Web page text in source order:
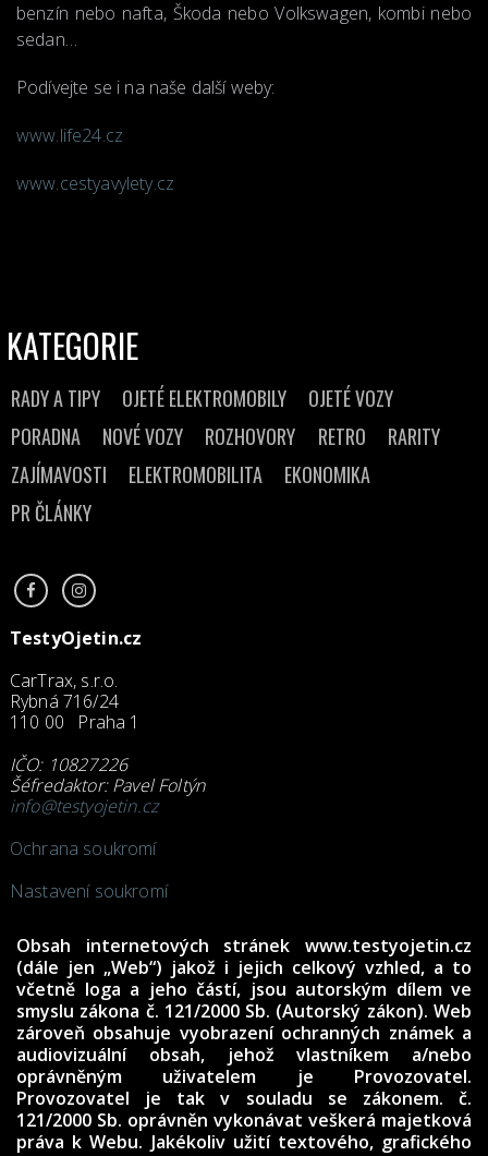
benzín nebo nafta, Škoda nebo Volkswagen, kombi nebo
sedan…
Podívejte se i na naše další weby:
www.life24.cz
www.cestyavylety.cz
KATEGORIE
RADY A TIPY OJETÉ ELEKTROMOBILY
OJETÉ VOZY
PORADNA
NOVÉ VOZY ROZHOVORY RETRO
RARITY
ZAJÍMAVOSTI
ELEKTROMOBILITA
EKONOMIKA
PR ČLÁNKY
TestyOjetin.cz
CarTrax, s.r.o.
Rybná 716/24
110 00 Praha 1
IČO: 10827226
Šéfredaktor: Pavel Foltýn
info@testyojetin.cz
Ochrana soukromí
Nastavení soukromí
Obsah internetových stránek www.testyojetin.cz
(dále jen „Web“) jakož i jejich celkový vzhled, a to
včetně loga a jeho částí, jsou autorským dílem ve
smyslu zákona č. 121/2000 Sb. (Autorský zákon). Web
zároveň obsahuje vyobrazení ochranných známek a
audiovizuální obsah, jehož vlastníkem a/nebo
oprávněným uživatelem je Provozovatel.
Provozovatel je tak v souladu se zákonem. č.
121/2000 Sb. oprávněn vykonávat veškerá majetková
práva k Webu. Jakékoliv užití textového, grafického